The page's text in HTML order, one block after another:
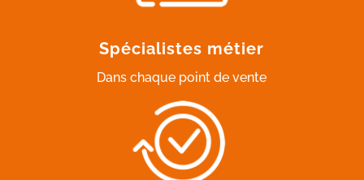
Spécialistes métier
Dans chaque point de vente